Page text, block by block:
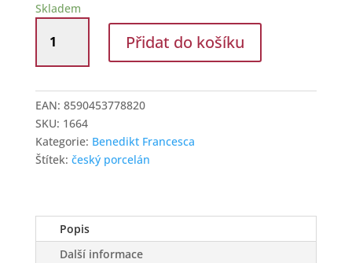
Skladem
dezertní
19
Benedikt
Francesca
X8976
množství
Přidat do košíku
EAN: 8590453778820
SKU: 1664
Kategorie: Benedikt Francesca
Štítek: český porcelán
Popis
Další informace